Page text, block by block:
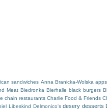
sandwiches Anna Branicka-Wolska apps
Meat Biedronka Bierhalle black burgers
chain restaurants Charlie Food & Friends
Libeskind Delmonico's desery desserts